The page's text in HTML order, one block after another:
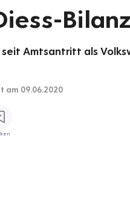
Bilanz
Amtsantritt als
am 09.06.2020